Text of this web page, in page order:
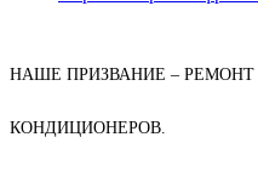
НАШЕ ПРИЗВАНИЕ –
КОНДИЦИОНЕРОВ.